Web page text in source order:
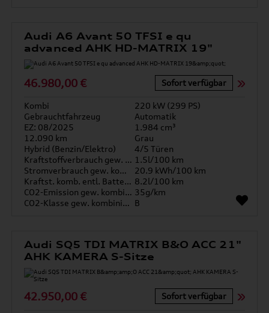
Audi A6 Avant 50 TFSI e qu
advanced AHK HD-MATRIX 19"
46.980,00 € Sofort verfügbar
Kombi
220 kW (299 PS)
Gebrauchtfahrzeug
Automatik
EZ: 08/2025
1.984 cm³
12.090 km
Grau
Hybrid (Benzin/Elektro)
4/5 Türen
Kraftstoffverbrauch gew. kombiniert 1.5l/100 km
Stromverbrauch gew. kombiniert
20.9 kWh/100 km
Kraftst. komb. entl. Batterie 8.2l/100 km
CO2-Emission gew. kombiniert 35g/km
CO2-Klasse gew. kombiniert B
Audi SQ5 TDI MATRIX B&O ACC 21"
AHK KAMERA S-Sitze
42.950,00 € Sofort verfügbar